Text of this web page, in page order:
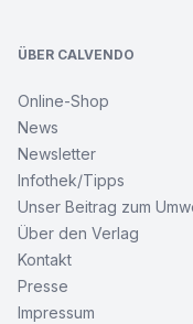
ÜBER CALVENDO
Online-Shop
News
Newsletter
Infothek/Tipps
Unser Beitrag zum
Über den Verlag
Kontakt
Presse
Impressum